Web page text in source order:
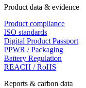
Product data & evidence
Product compliance
ISO standards
Digital Product Passport
PPWR / Packaging
Battery Regulation
REACH / RoHS
Reports & carbon data